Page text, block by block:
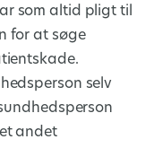
som altid pligt til
for at søge
selv
andet